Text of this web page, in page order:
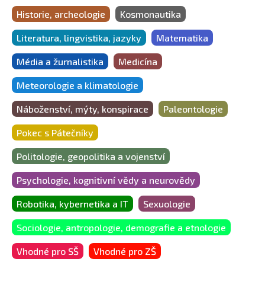
Historie, archeologie Kosmonautika
Literatura, lingvistika, jazyky Matematika
Média a žurnalistika Medicína
Meteorologie a klimatologie
Náboženství, mýty, konspirace Paleontologie
Pokec s Pátečníky
Politologie, geopolitika a vojenství
Psychologie, kognitivní vědy a neurovědy
Robotika, kybernetika a IT Sexuologie
Sociologie, antropologie, demografie a etnologie
Vhodné pro SŠ Vhodné pro ZŠ